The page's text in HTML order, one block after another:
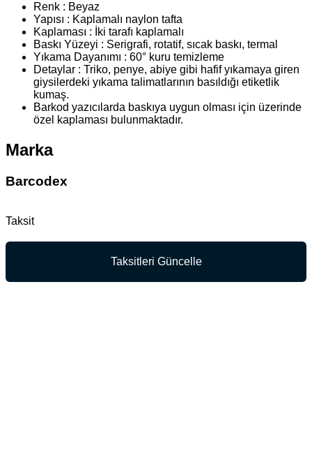
Renk : Beyaz
Yapısı : Kaplamalı naylon tafta
Kaplaması : İki tarafı kaplamalı
Baskı Yüzeyi : Serigrafi, rotatif, sıcak baskı, termal
Yıkama Dayanımı : 60° kuru temizleme
Detaylar : Triko, penye, abiye gibi hafif yıkamaya giren
giysilerdeki yıkama talimatlarının basıldığı etiketlik
kumaş.
Barkod yazıcılarda baskıya uygun olması için üzerinde
özel kaplaması bulunmaktadır.
Marka
Barcodex
Taksit
Taksitleri Güncelle